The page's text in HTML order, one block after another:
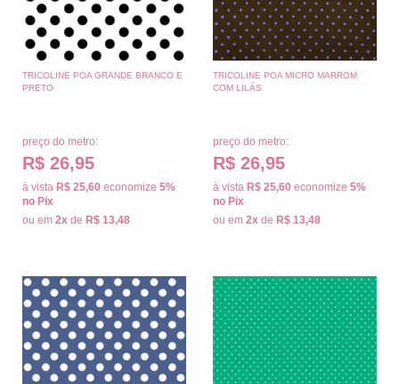
TRICOLINE POA GRANDE BRANCO E
PRETO
preço do metro:
R$ 26,95
à vista R$ 25,60 economize 5%
no Pix
ou em 2x de R$ 13,48
TRICOLINE POA MICRO MARROM
COM LILÁS
preço do metro:
R$ 26,95
à vista R$ 25,60 economize 5%
no Pix
ou em 2x de R$ 13,48